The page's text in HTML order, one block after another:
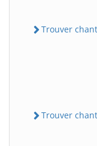
Trouver
Trouver